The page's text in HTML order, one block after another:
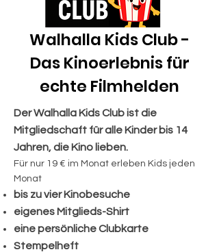
Walhalla Kids Club -
Das Kinoerlebnis für
echte Filmhelden
Der Walhalla Kids Club ist die
Mitgliedschaft für alle Kinder bis 14
Jahren, die Kino lieben.
Für nur 19 € im Monat erleben Kids jeden
Monat
bis zu vier Kinobesuche
eigenes Mitglieds-Shirt
eine persönliche Clubkarte
Stempelheft